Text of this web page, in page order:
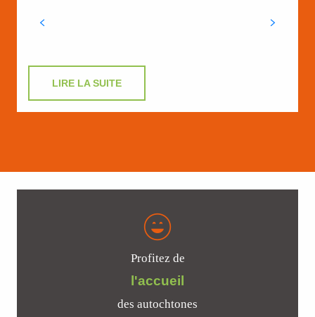
LIRE LA SUITE
Profitez de
l'accueil
des autochtones